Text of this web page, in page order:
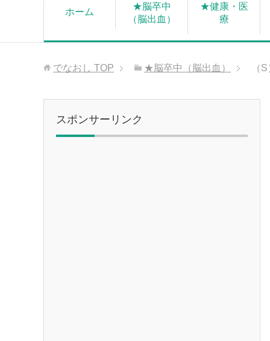
ホーム
★脳卒中
（脳出血）
★健康・医
療
でなおし TOP ★脳卒中（脳出血） （
スポンサーリンク